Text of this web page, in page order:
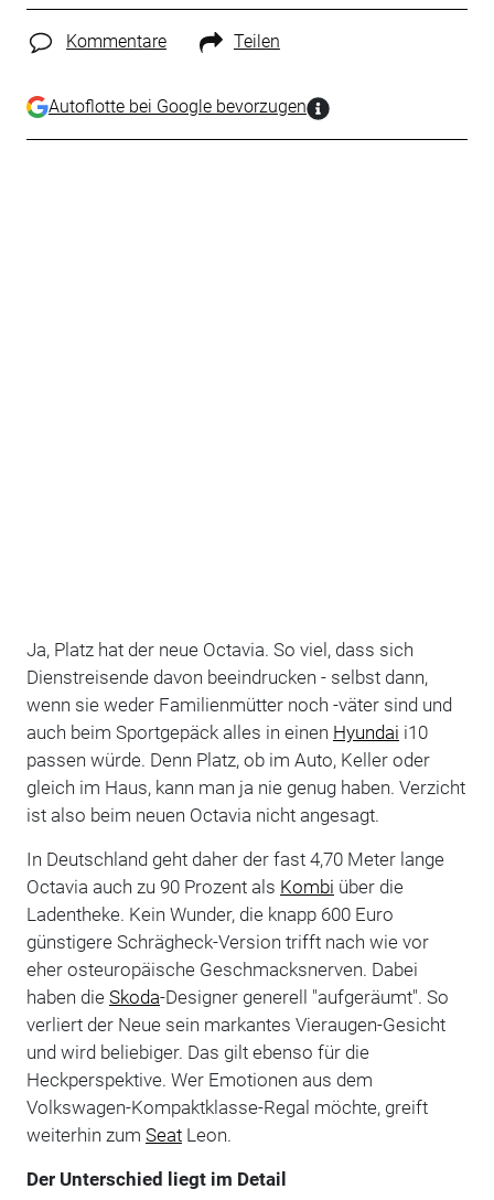
Kommentare Teilen
Autoflotte bei Google bevorzugen
Ja, Platz hat der neue Octavia. So viel, dass sich
Dienstreisende davon beeindrucken - selbst dann,
wenn sie weder Familienmütter noch -väter sind und
auch beim Sportgepäck alles in einen Hyundai i10
passen würde. Denn Platz, ob im Auto, Keller oder
gleich im Haus, kann man ja nie genug haben. Verzicht
ist also beim neuen Octavia nicht angesagt.
In Deutschland geht daher der fast 4,70 Meter lange
Octavia auch zu 90 Prozent als Kombi über die
Ladentheke. Kein Wunder, die knapp 600 Euro
günstigere Schrägheck-Version trifft nach wie vor
eher osteuropäische Geschmacksnerven. Dabei
haben die Skoda-Designer generell "aufgeräumt". So
verliert der Neue sein markantes Vieraugen-Gesicht
und wird beliebiger. Das gilt ebenso für die
Heckperspektive. Wer Emotionen aus dem
Volkswagen-Kompaktklasse-Regal möchte, greift
weiterhin zum SeatLeon.
Der Unterschied liegt im Detail